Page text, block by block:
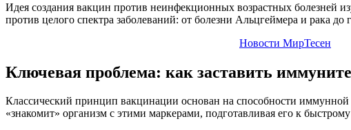
Идея создания вакцин против неинфекционных возрастных болезней
против целого спектра заболеваний: от болезни Альцгеймера и рака
Новости МирТесен
Ключевая проблема: как заставить
Классический принцип вакцинации основан на способности
«знакомит» организм с этими маркерами, подготавливая его к